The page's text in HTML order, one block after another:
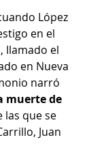
López
en el
llamado el
en Nueva
narró
muerte de
las que se
Juan